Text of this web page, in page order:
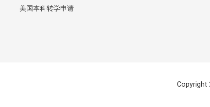
美国本科转学申请
Copyright